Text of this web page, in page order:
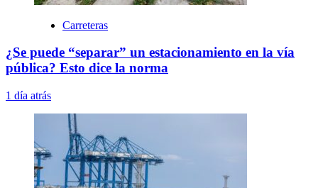
Carreteras
¿Se puede “separar” un estacionamiento en la vía
pública? Esto dice la norma
1 día atrás